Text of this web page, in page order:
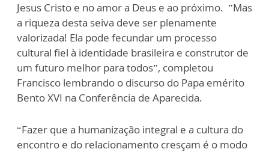
Jesus Cristo e no amor a Deus e ao próximo. ”Mas
a riqueza desta seiva deve ser plenamente
valorizada! Ela pode fecundar um processo
cultural fiel à identidade brasileira e construtor de
um futuro melhor para todos”, completou
Francisco lembrando o discurso do Papa emérito
Bento XVI na Conferência de Aparecida.
“Fazer que a humanização integral e a cultura do
encontro e do relacionamento cresçam é o modo